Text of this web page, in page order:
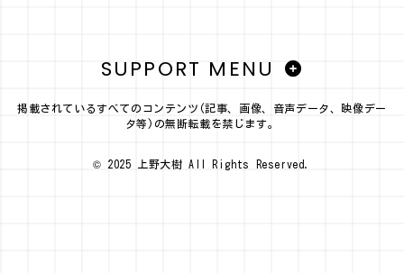
SUPPORT MENU
掲載されているすべてのコンテンツ(記事、画像、音声データ、映像デー
タ等)の無断転載を禁じます。
© 2025 上野大樹 All Rights Reserved.